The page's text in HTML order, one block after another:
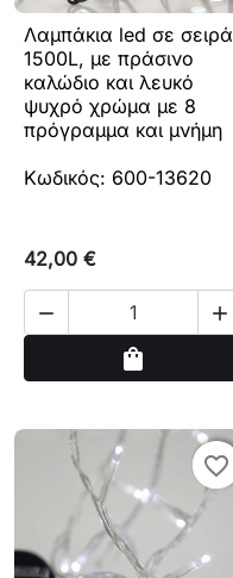
Λαμπάκια led σε σειρά
1500L, με πράσινο
καλώδιο και λευκό
ψυχρό χρώμα με 8
πρόγραμμα και μνήμη
Κωδικός: 600-13620
42,00 €
 
shopping_bag
favorite_border
favorite_border